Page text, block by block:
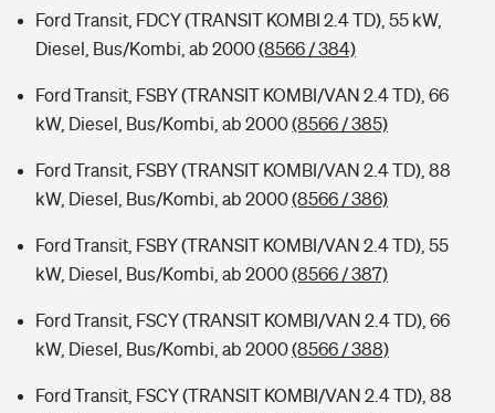
Ford Transit, FDCY (TRANSIT KOMBI 2.4 TD), 55 kW,
Diesel, Bus/Kombi, ab 2000(8566 / 384)
Ford Transit, FSBY (TRANSIT KOMBI/VAN 2.4 TD), 66
kW, Diesel, Bus/Kombi, ab 2000(8566 / 385)
Ford Transit, FSBY (TRANSIT KOMBI/VAN 2.4 TD), 88
kW, Diesel, Bus/Kombi, ab 2000(8566 / 386)
Ford Transit, FSBY (TRANSIT KOMBI/VAN 2.4 TD), 55
kW, Diesel, Bus/Kombi, ab 2000(8566 / 387)
Ford Transit, FSCY (TRANSIT KOMBI/VAN 2.4 TD), 66
kW, Diesel, Bus/Kombi, ab 2000(8566 / 388)
Ford Transit, FSCY (TRANSIT KOMBI/VAN 2.4 TD), 88